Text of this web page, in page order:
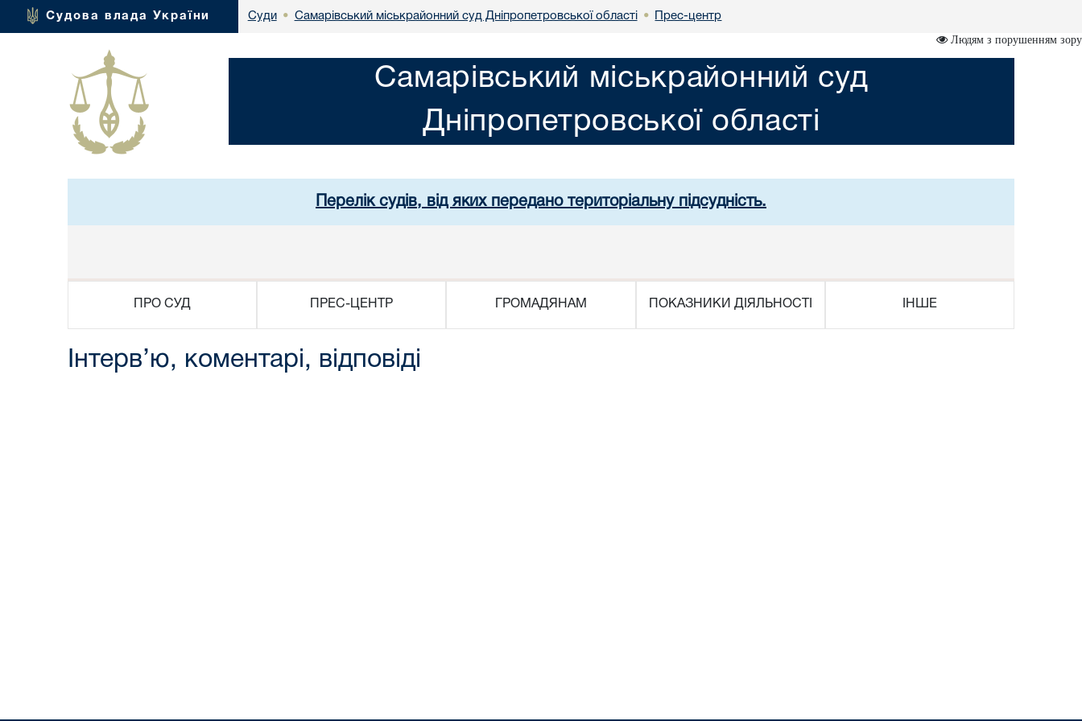
Судова влада України Суди • Самарівський міськрайонний суд Дніпропетровської області • Прес-центр
Людям з порушенням зору
Самарівський міськрайонний суд
Дніпропетровської області
Перелік судів, від яких передано територіальну підсудність.
ПРО СУД ПРЕС-ЦЕНТР ГРОМАДЯНАМ ПОКАЗНИКИ ДІЯЛЬНОСТІ ІНШЕ
Інтерв’ю, коментарі, відповіді